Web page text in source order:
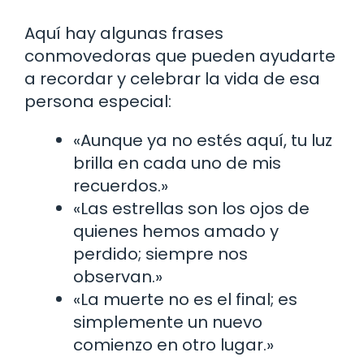
Aquí hay algunas frases
conmovedoras que pueden ayudarte
a recordar y celebrar la vida de esa
persona especial:
«Aunque ya no estés aquí, tu luz
brilla en cada uno de mis
recuerdos.»
«Las estrellas son los ojos de
quienes hemos amado y
perdido; siempre nos
observan.»
«La muerte no es el final; es
simplemente un nuevo
comienzo en otro lugar.»